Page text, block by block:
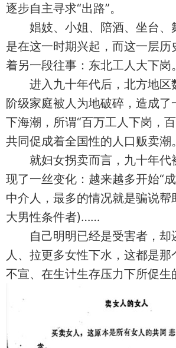
逐步自主寻求“出路”。
娼妓、小姐、陪酒、坐台、
是在这一时期兴起，而这一层历
着另一段往事：东北工人大下岗。
进入九十年代后，北方地区
阶级家庭被人为地破碎，造成了
下海潮，所谓“百万工人下岗，
共同促成着全国性的人口贩卖潮。
就妇女拐卖而言，九十年代
现了一丝变化：越来越多开始“
中介人，最多的情况就是骗说帮
大男性条件者)……
自己明明已经是受害者，却
人、拉更多女性下水，这都是那
不宣、在生计生存压力下所促生